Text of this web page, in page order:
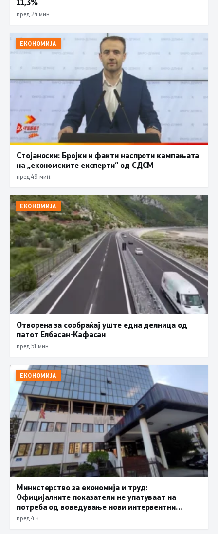
пред 24 мин.
ЕКОНОМИЈА
Стојаноски: Бројки и факти наспроти кампањата
на „економските експерти“ од СДСM
пред 49 мин.
ЕКОНОМИЈА
Отворена за сообраќај уште една делница од
патот Елбасан-Ќафасан
пред 51 мин.
ЕКОНОМИЈА
Министерство за економија и труд:
Официјалните показатели не упатуваат на
потреба од воведување нови интервентни
мерки, ценовните движења се стабилни
пред 4 ч.